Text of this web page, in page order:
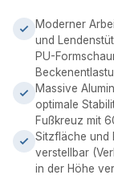
Moderner
und
PU-
Massive
optimale
Fußkreuz mit
Sitzfläche und
verstellbar
in der Höhe